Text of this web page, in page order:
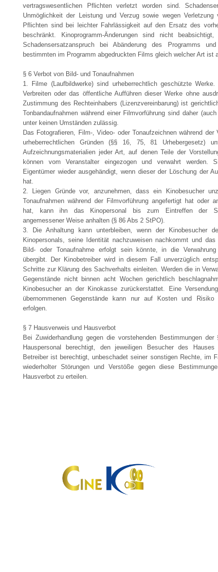
vertragswesentlichen Pflichten verletzt worden sind.
Unmöglichkeit der Leistung und Verzug sowie wegen Verletzung
Pflichten sind bei leichter Fahrlässigkeit auf den Ersatz des
beschränkt. Kinoprogramm-Änderungen sind nicht
Schadensersatzanspruch bei Abänderung des Programms
bestimmten im Programm abgedruckten Films gleich welcher Art ist
§ 6 Verbot von Bild- und Tonaufnahmen
1. Filme (Laufbildwerke) sind urheberrechtlich geschützte
Verbreiten oder das öffentliche Aufführen dieser Werke ohne
Zustimmung des Rechteinhabers (Lizenzvereinbarung) ist
Tonbandaufnahmen während einer Filmvorführung sind daher
unter keinen Umständen zulässig.
Das Fotografieren, Film-, Video- oder Tonaufzeichnen während der
urheberrechtlichen Gründen (§§ 16, 75, 81 Urhebergesetz)
Aufzeichnungsmaterialien jeder Art, auf denen Teile der
können vom Veranstalter eingezogen und verwahrt werden.
Eigentümer wieder ausgehändigt, wenn dieser der Löschung der
hat.
2. Liegen Gründe vor, anzunehmen, dass ein Kinobesucher
Tonaufnahmen während der Filmvorführung angefertigt hat oder
hat, kann ihn das Kinopersonal bis zum Eintreffen der
angemessener Weise anhalten (§ 86 Abs 2 StPO).
3. Die Anhaltung kann unterbleiben, wenn der Kinobesucher
Kinopersonals, seine Identität nachzuweisen nachkommt und
Bild- oder Tonaufnahme erfolgt sein könnte, in die
übergibt. Der Kinobetreiber wird in diesem Fall unverzüglich
Schritte zur Klärung des Sachverhalts einleiten. Werden die in
Gegenstände nicht binnen acht Wochen gerichtlich
Kinobesucher an der Kinokasse zurückerstattet. Eine
übernommenen Gegenstände kann nur auf Kosten und Risiko
erfolgen.
§ 7 Hausverweis und Hausverbot
Bei Zuwiderhandlung gegen die vorstehenden Bestimmungen
Hauspersonal berechtigt, den jeweiligen Besucher des
Betreiber ist berechtigt, unbeschadet seiner sonstigen Rechte, im
wiederholter Störungen und Verstöße gegen diese
Hausverbot zu erteilen.